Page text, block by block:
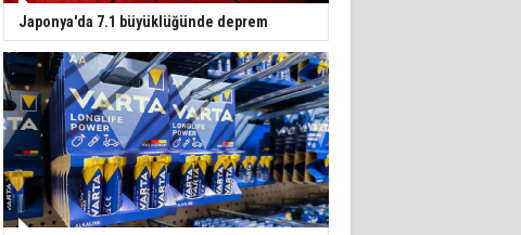
Japonya'da 7.1 büyüklüğünde deprem